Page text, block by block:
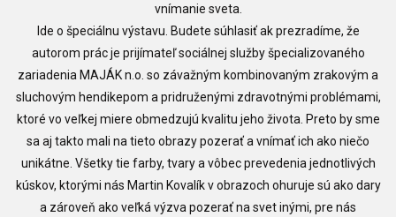
vnímanie sveta.
Ide o špeciálnu výstavu. Budete súhlasiť ak prezradíme, že
autorom prác je prijímateľ sociálnej služby špecializovaného
zariadenia MAJÁK n.o. so závažným kombinovaným zrakovým a
sluchovým hendikepom a pridruženými zdravotnými problémami,
ktoré vo veľkej miere obmedzujú kvalitu jeho života. Preto by sme
sa aj takto mali na tieto obrazy pozerať a vnímať ich ako niečo
unikátne. Všetky tie farby, tvary a vôbec prevedenia jednotlivých
kúskov, ktorými nás Martin Kovalík v obrazoch ohuruje sú ako dary
a zároveň ako veľká výzva pozerať na svet inými, pre nás